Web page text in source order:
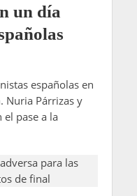
un día
españolas en
Nuria Párrizas y
pase a la